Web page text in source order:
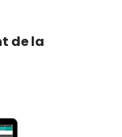
de la